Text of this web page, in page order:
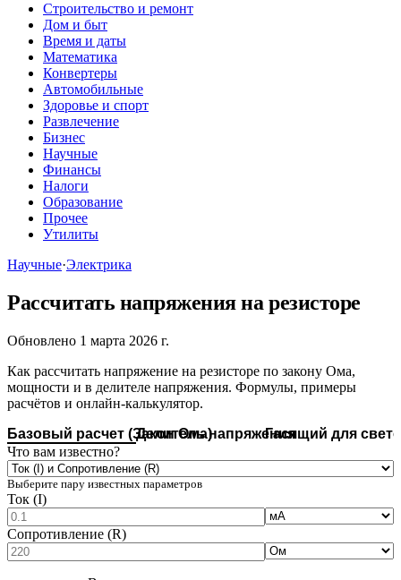
Строительство и ремонт
Дом и быт
Время и даты
Математика
Конвертеры
Автомобильные
Здоровье и спорт
Развлечение
Бизнес
Научные
Финансы
Налоги
Образование
Прочее
Утилиты
Научные·Электрика
Рассчитать напряжения на резисторе
Обновлено 1 марта 2026 г.
Как рассчитать напряжение на резисторе по закону Ома,
мощности и в делителе напряжения. Формулы, примеры
расчётов и онлайн-калькулятор.
Базовый расчет (Закон Ома)Делитель напряженияГасящий для
Что вам известно?
Выберите пару известных параметров
Ток (I)
Сопротивление (R)